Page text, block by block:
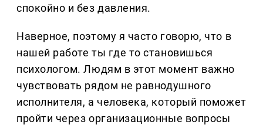
спокойно и без давления.
Наверное, поэтому я часто говорю, что в
нашей работе ты где то становишься
психологом. Людям в этот момент важно
чувствовать рядом не равнодушного
исполнителя, а человека, который поможет
пройти через организационные вопросы